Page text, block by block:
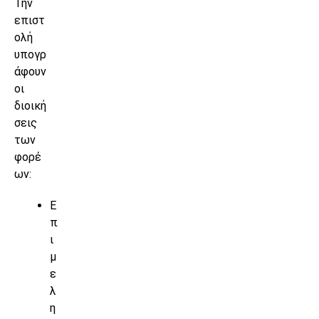
Την
επιστ
ολή
υπογρ
άφουν
οι
διοική
σεις
των
φορέ
ων:
Ε
π
ι
μ
ε
λ
η